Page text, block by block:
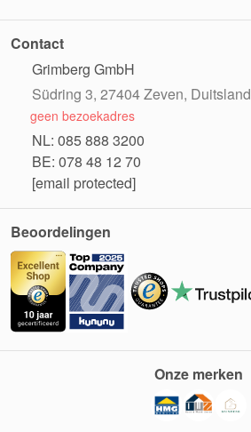
Contact
Grimberg GmbH
Südring 3, 27404 Zeven, Duitsland
geen bezoekadres
NL: 085 888 3200
BE: 078 48 12 70
[email protected]
Beoordelingen
Onze merken